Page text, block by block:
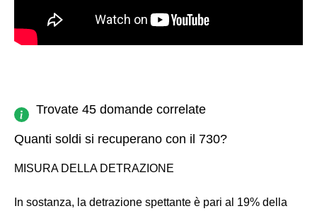
Trovate 45 domande correlate
Quanti soldi si recuperano con il 730?
MISURA DELLA DETRAZIONE
In sostanza, la detrazione spettante è pari al 19% della